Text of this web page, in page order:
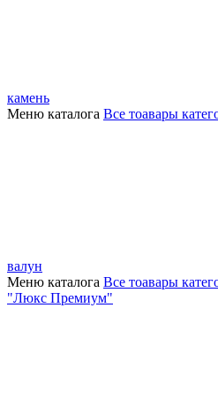
камень
Меню каталога Все тоавары
валун
Меню каталога Все тоавары
"Люкс Премиум"